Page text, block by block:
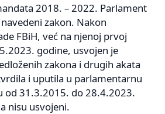
2018. – 2022. Parlament
zakon. Nakon
FBiH, već na njenoj prvoj
godine, usvojen je
zakona i drugih akata
i uputila u parlamentarnu
od 31.3.2015. do 28.4.2023.
nisu usvojeni.